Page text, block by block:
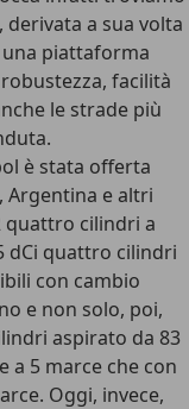
derivata a sua volta
una piattaforma
facilità
le strade più
è stata offerta
Argentina e altri
quattro cilindri a
dCi quattro cilindri
con cambio
e non solo, poi,
aspirato da 83
a 5 marce che con
Oggi, invece,